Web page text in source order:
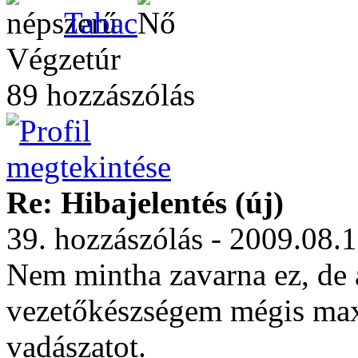
Tabac
Végzetúr
89 hozzászólás
Re: Hibajelentés (új)
39. hozzászólás -
Nem mintha zavarna ez,
vezetőkészségem mégis
vadászatot.